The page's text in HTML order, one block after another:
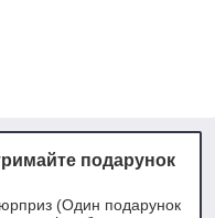
подарунок
(Один подарунок